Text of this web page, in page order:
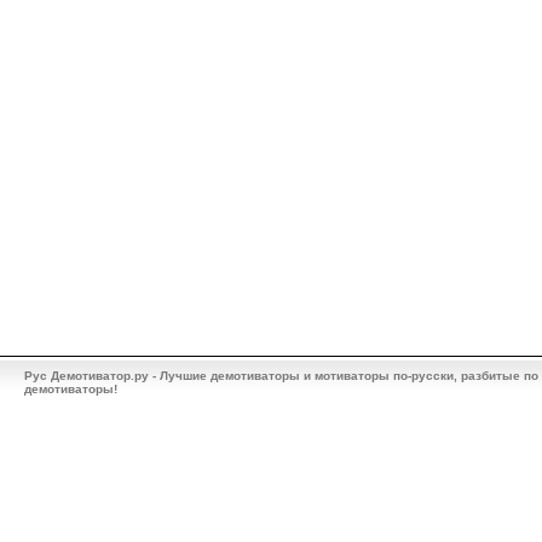
Рус Демотиватор.ру - Лучшие демотиваторы и мотиваторы по-русски, разбитые
демотиваторы!